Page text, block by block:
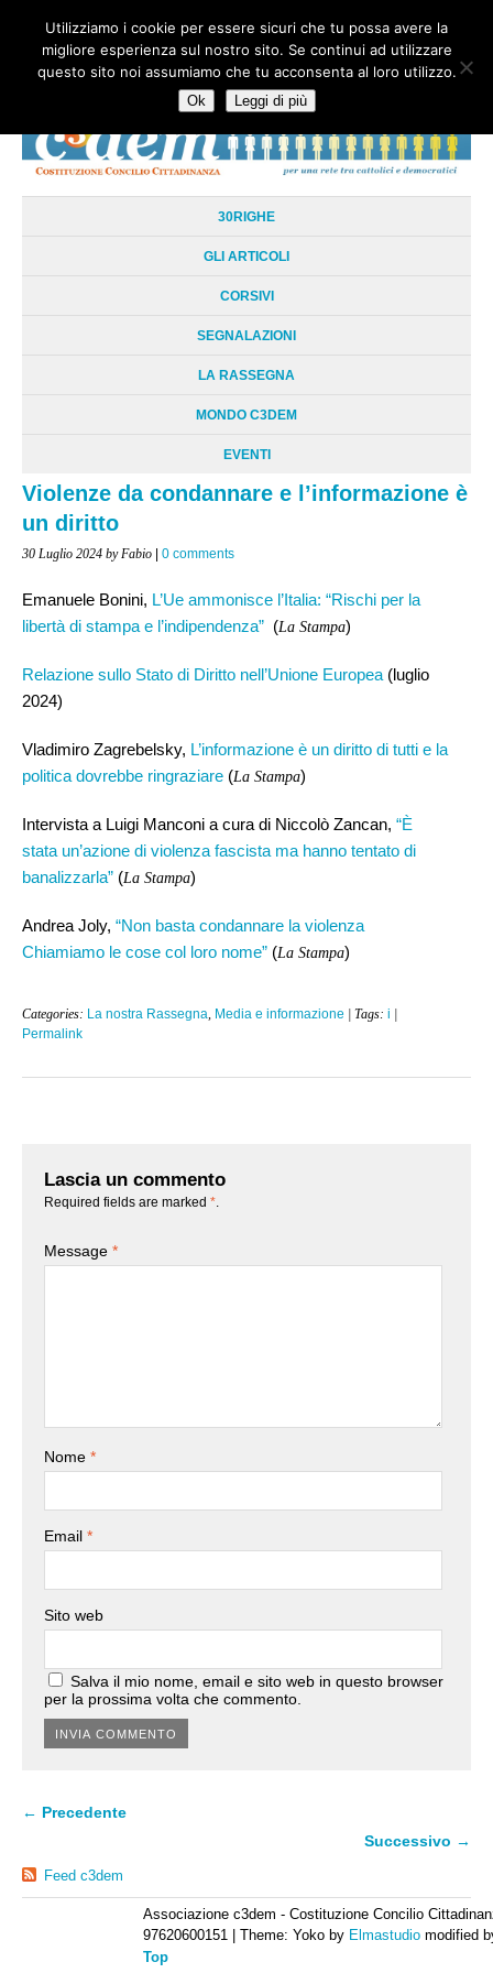
HOME CHI SIAMO LA RETE LE RADICI DOCUMENTAZIONE
AREE TEMATICHE
30RIGHE
GLI ARTICOLI
CORSIVI
SEGNALAZIONI
LA RASSEGNA
MONDO C3DEM
EVENTI
Violenze da condannare e l’informazione è
un diritto
30 Luglio 2024 by Fabio | 0 comments
Emanuele Bonini, L’Ue ammonisce l’Italia: “Rischi per la
libertà di stampa e l’indipendenza” (La Stampa)
Relazione sullo Stato di Diritto nell’Unione Europea (luglio
2024)
Vladimiro Zagrebelsky, L’informazione è un diritto di tutti e la
politica dovrebbe ringraziare (La Stampa)
Intervista a Luigi Manconi a cura di Niccolò Zancan, “È
stata un’azione di violenza fascista ma hanno tentato di
banalizzarla” (La Stampa)
Andrea Joly, “Non basta condannare la violenza
Chiamiamo le cose col loro nome” (La Stampa)
Categories: La nostra Rassegna Media e informazione | Tags: i |
Permalink
Lascia un commento
Required fields are marked *
Message *
Nome *
Email *
Sito web
Salva il mio nome, email e sito web in questo browser
per la prossima volta che commento.
← Precedente
Successivo →
Feed c3dem
Associazione c3dem - Costituzione Concilio
97620600151
Theme: Yoko by Elmastudio modified
Top
Utilizziamo i cookie per essere sicuri che tu possa avere la
migliore esperienza sul nostro sito. Se continui ad utilizzare
questo sito noi assumiamo che tu acconsenta al loro utilizzo.
Ok Leggi di più